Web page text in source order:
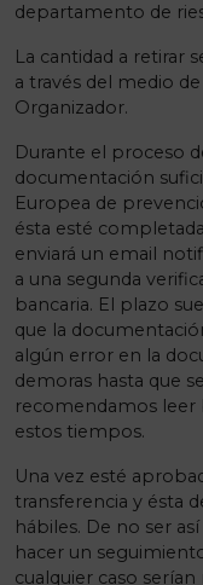
departamento de
La cantidad a retirar
a través del medio
Organizador.
Durante el proceso
documentación
Europea de
ésta esté
enviará un email
a una segunda
bancaria. El plazo
que la
algún error en la
demoras hasta que
recomendamos leer
estos tiempos.
Una vez esté
transferencia y ésta
hábiles. De no ser
hacer un
cualquier caso